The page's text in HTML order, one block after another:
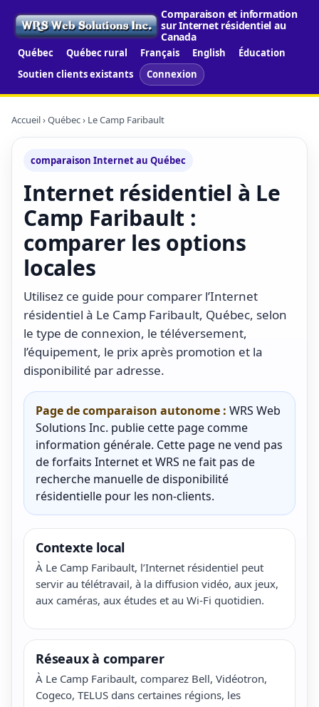
Comparaison et information
sur Internet résidentiel au
Canada
Québec Québec rural Français English
Éducation
Soutien clients existants
Connexion
Accueil›Québec› Le Camp Faribault
comparaison Internet au Québec
Internet résidentiel à Le
Camp Faribault :
comparer les options
locales
Utilisez ce guide pour comparer l’Internet
résidentiel à Le Camp Faribault, Québec, selon
le type de connexion, le téléversement,
l’équipement, le prix après promotion et la
disponibilité par adresse.
Page de comparaison autonome : WRS Web
Solutions Inc. publie cette page comme
information générale. Cette page ne vend pas
de forfaits Internet et WRS ne fait pas de
recherche manuelle de disponibilité
résidentielle pour les non-clients.
Contexte local
À Le Camp Faribault, l’Internet résidentiel peut
servir au télétravail, à la diffusion vidéo, aux jeux,
aux caméras, aux études et au Wi-Fi quotidien.
Réseaux à comparer
À Le Camp Faribault, comparez Bell, Vidéotron,
Cogeco, TELUS dans certaines régions, les